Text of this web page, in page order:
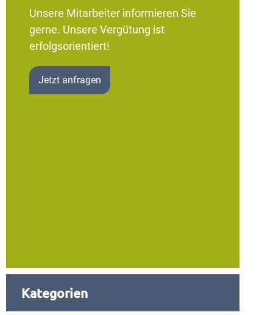
Unsere Mitarbeiter informieren Sie
gerne. Unsere Vergütung ist
erfolgsorientiert!
Jetzt anfragen
Kategorien